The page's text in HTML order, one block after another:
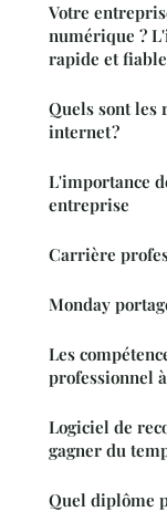
Votre
numérique ?
rapide et fiable
Quels sont les
internet ?
L'importance
entreprise
Carrière
Monday
Les
professionnel
Logiciel de
gagner du
Quel diplôme